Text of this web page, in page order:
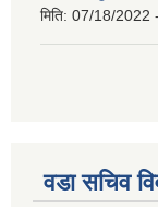
मिति: 07/18/2022
वडा सचिव